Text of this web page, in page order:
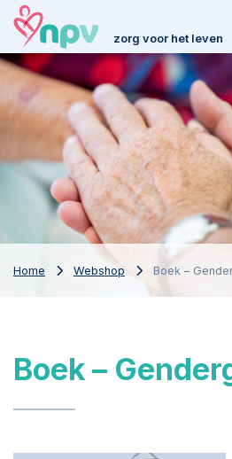
zorg voor het leven
Home Webshop Boek –
Boek –